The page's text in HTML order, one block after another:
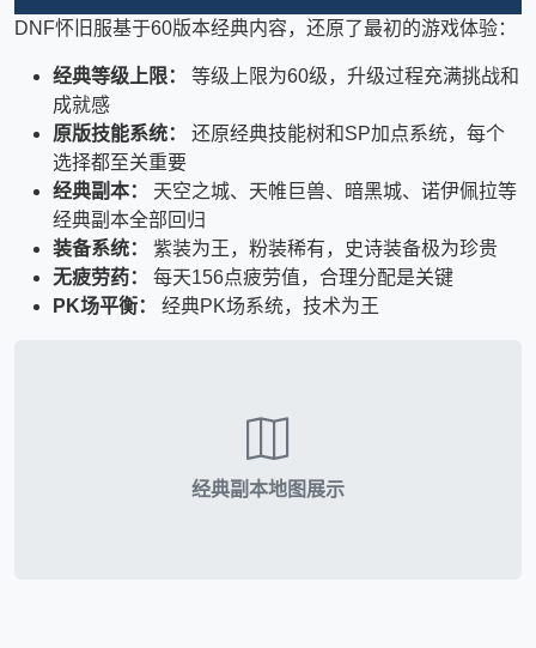
DNF怀旧服基于60版本经典内容，还原了最初的游戏体验：
经典等级上限：
等级上限为60级，升级过程充满挑战和
成就感
原版技能系统：
还原经典技能树和SP加点系统，每个
选择都至关重要
经典副本：
天空之城、天帷巨兽、暗黑城、诺伊佩拉等
经典副本全部回归
装备系统：
紫装为王，粉装稀有，史诗装备极为珍贵
无疲劳药：
每天156点疲劳值，合理分配是关键
PK场平衡：
经典PK场系统，技术为王
经典副本地图展示